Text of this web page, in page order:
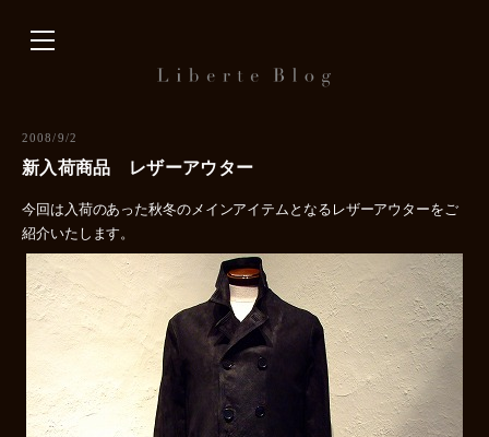
プ
2008/9/2
新入荷商品 レザーアウター
今回は入荷のあった秋冬のメインアイテムとなるレザーアウターをご
紹介いたします。